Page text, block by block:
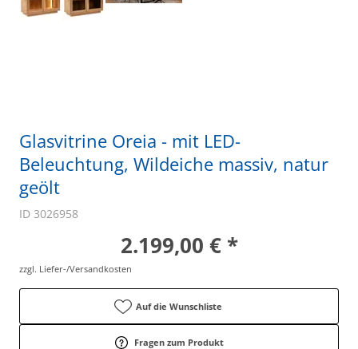
Glasvitrine Oreia - mit LED-
Beleuchtung, Wildeiche massiv, natur
geölt
ID 3026958
2.199,00 € *
zzgl. Liefer-/Versandkosten
Auf die Wunschliste
Fragen zum Produkt